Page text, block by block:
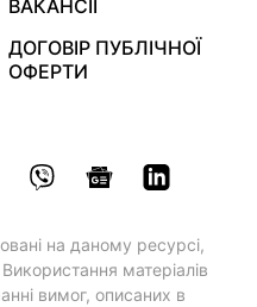
ВАКАНСІЇ
ДОГОВІР ПУБЛІЧНОЇ
ОФЕРТИ
на даному ресурсі,
матеріалів
вимог, описаних в